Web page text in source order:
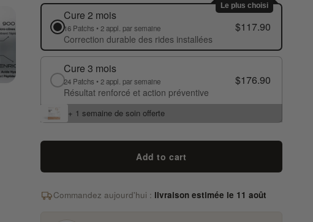
Le plus choisi
Cure 2 mois
16 Patchs • 2 appl. par semaine
Correction durable des rides installées
$117.90
Cure 3 mois
24 Patchs • 2 appl. par semaine
Résultat renforcé et action préventive
$176.90
+ 1 semaine de soin offerte
Add to cart
Commandez aujourd'hui : livraison estimée le 11 août